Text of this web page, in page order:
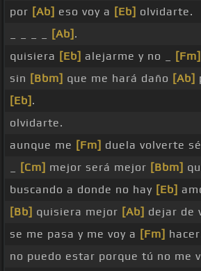
por [Ab] eso voy a [Eb] olvidarte.
[Ab] .
quisiera [Eb] alejarme y no _ [Fm]
sin [Bbm] que me hará daño [Ab]
[Eb] .
olvidarte.
aunque me [Fm] duela volverte
[Cm] mejor será mejor [Bbm]
buscando a donde no hay [Eb]
[Bb] quisiera mejor [Ab] dejar de
se me pasa y me voy a [Fm]
no puedo estar porque tú no me